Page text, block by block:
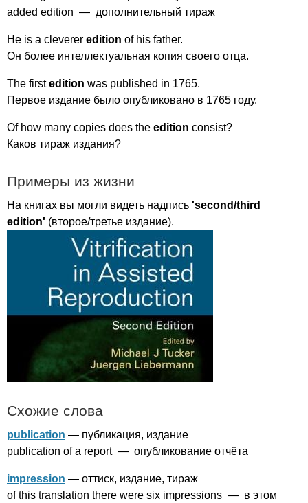
added edition — дополнительный тираж
He is a cleverer edition of his father.
Он более интеллектуальная копия своего отца.
The first edition was published in 1765.
Первое издание было опубликовано в 1765 году.
Of how many copies does the edition consist?
Каков тираж издания?
Примеры из жизни
На книгах вы могли видеть надпись 'second/third
edition' (второе/третье издание).
Схожие слова
publication — публикация, издание
publication of a report— опубликование отчёта
impression — оттиск, издание, тираж
of this translation there were six impressions — в этом